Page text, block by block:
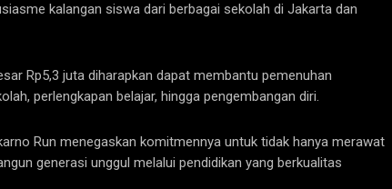
kalangan siswa dari berbagai sekolah di Jakarta dan
Rp5,3 juta diharapkan dapat membantu pemenuhan
perlengkapan belajar, hingga pengembangan diri.
Run menegaskan komitmennya untuk tidak hanya merawat
generasi unggul melalui pendidikan yang berkualitas